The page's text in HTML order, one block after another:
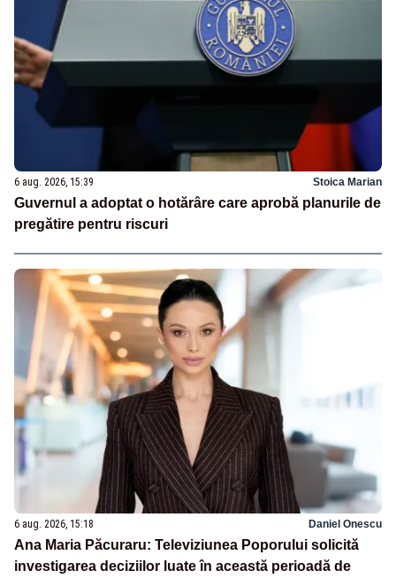
6 aug. 2026, 15:39 Stoica Marian
Guvernul a adoptat o hotărâre care aprobă planurile de
pregătire pentru riscuri
6 aug. 2026, 15:18 Daniel Onescu
Ana Maria Păcuraru: Televiziunea Poporului solicită
investigarea deciziilor luate în această perioadă de